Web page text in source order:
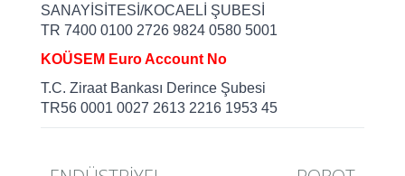
SANAYİSİTESİ/KOCAELİ ŞUBESİ
TR 7400 0100 2726 9824 0580 5001
KOÜSEM Euro Account No
T.C. Ziraat Bankası Derince Şubesi
TR56 0001 0027 2613 2216 1953 45